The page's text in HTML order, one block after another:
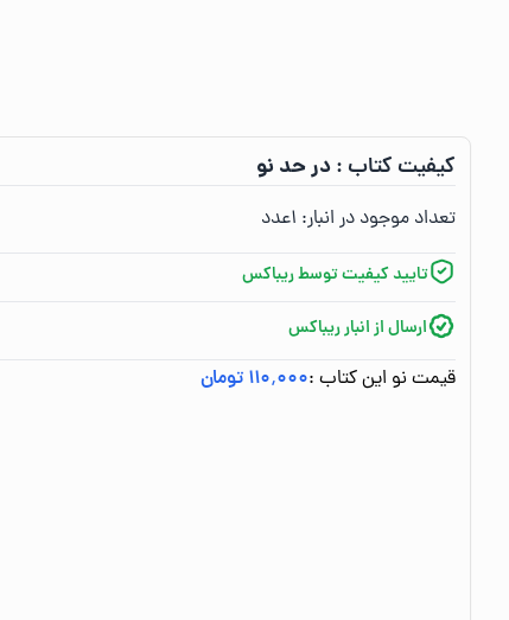
کیفیت کتاب :‌در حد نو
تعداد موجود در انبار:‌ ۱عدد
تایید کیفیت توسط ریباکس
ارسال از انبار ریباکس
قیمت نو این کتاب :۱۱۰٬۰۰۰ تومان